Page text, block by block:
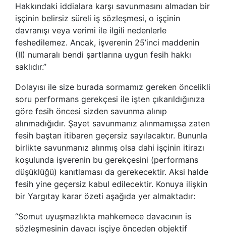
Hakkındaki iddialara karşı savunmasını almadan bir
işçinin belirsiz süreli iş sözleşmesi, o işçinin
davranışı veya verimi ile ilgili nedenlerle
feshedilemez. Ancak, işverenin 25’inci maddenin
(II) numaralı bendi şartlarına uygun fesih hakkı
saklıdır.”
Dolayısı ile size burada sormamız gereken öncelikli
soru performans gerekçesi ile işten çıkarıldığınıza
göre fesih öncesi sizden savunma alınıp
alınmadığıdır. Şayet savunmanız alınmamışsa zaten
fesih baştan itibaren geçersiz sayılacaktır. Bununla
birlikte savunmanız alınmış olsa dahi işçinin itirazı
koşulunda işverenin bu gerekçesini (performans
düşüklüğü) kanıtlaması da gerekecektir. Aksi halde
fesih yine geçersiz kabul edilecektir. Konuya ilişkin
bir Yargıtay karar özeti aşağıda yer almaktadır:
“Somut uyuşmazlıkta mahkemece davacının is
sözleşmesinin davacı isçiye önceden objektif